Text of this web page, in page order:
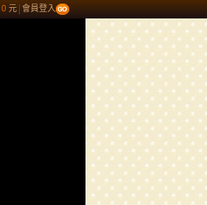
0 元 會員登入